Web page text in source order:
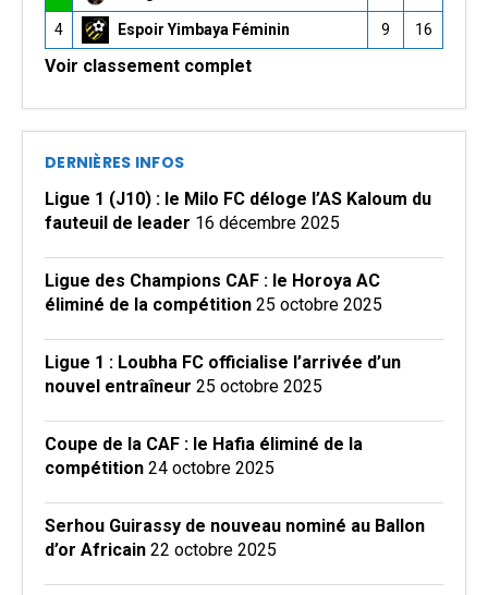
4 Espoir Yimbaya Féminin 9 16
Voir classement complet
DERNIÈRES INFOS
Ligue 1 (J10) : le Milo FC déloge l’AS Kaloum du
fauteuil de leader 16 décembre 2025
Ligue des Champions CAF : le Horoya AC
éliminé de la compétition 25 octobre 2025
Ligue 1 : Loubha FC officialise l’arrivée d’un
nouvel entraîneur 25 octobre 2025
Coupe de la CAF : le Hafia éliminé de la
compétition 24 octobre 2025
Serhou Guirassy de nouveau nominé au Ballon
d’or Africain 22 octobre 2025